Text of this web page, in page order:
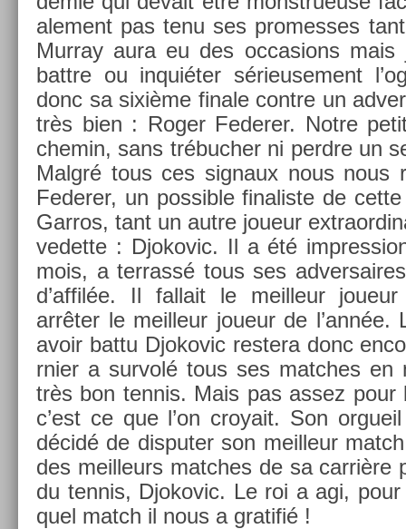
ale­ment pas tenu ses pro­mes­ses
Mur­ray aura eu des oc­cas­ions mais
battre ou inquiéter sérieuse­ment
donc sa sixième fin­ale con­tre un
très bien : Roger Feder­er. Notre
chemin, sans trébuch­er ni per­dre un
Malgré tous ces sig­naux nous nous
Feder­er, un pos­sible fin­alis­te de
Garros, tant un autre joueur
vedet­te : Djokovic. Il a été
mois, a ter­rassé tous ses
d’affilée. Il fal­lait le meil­leur
arrêter le meil­leur joueur de l’année.
avoir battu Djokovic re­stera donc
rni­er a sur­volé tous ses matches en
très bon ten­nis. Mais pas assez
c’est ce que l’on croyait. Son
décidé de dis­put­er son meil­leur
des meil­leurs matches de sa carrière
du ten­nis, Djokovic. Le roi a agi,
quel match il nous a gratifié !